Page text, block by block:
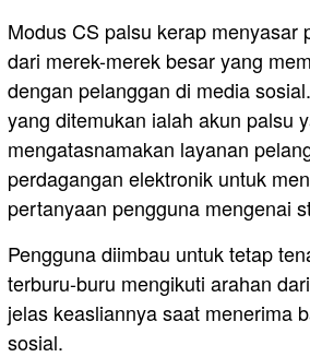
Modus CS palsu kerap menyasar
dari merek-merek besar yang
dengan pelanggan di media
yang ditemukan ialah akun palsu
mengatasnamakan layanan
perdagangan elektronik untuk
pertanyaan pengguna mengenai
Pengguna diimbau untuk tetap
terburu-buru mengikuti arahan
jelas keasliannya saat menerima
sosial.